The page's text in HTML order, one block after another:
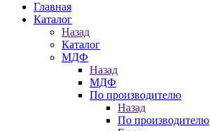
Главная
Каталог
Назад
Каталог
МДФ
Назад
МДФ
По производителю
Назад
По производителю